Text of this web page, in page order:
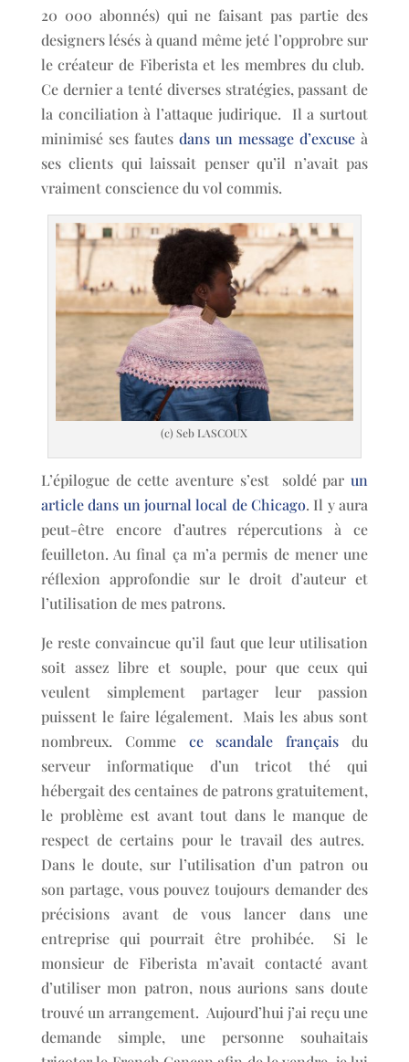
20 000 abonnés) qui ne faisant pas partie des
designers lésés à quand même jeté l’opprobre sur
le créateur de Fiberista et les membres du club.
Ce dernier a tenté diverses stratégies, passant de
la conciliation à l’attaque judirique. Il a surtout
minimisé ses fautes dans un message d’excuse à
ses clients qui laissait penser qu’il n’avait pas
vraiment conscience du vol commis.
(c) Seb LASCOUX
L’épilogue de cette aventure s’est soldé parun
article dans un journal local de Chicago. Il y aura
peut-être encore d’autres répercutions à ce
feuilleton. Au final ça m’a permis de mener une
réflexion approfondie sur le droit d’auteur et
l’utilisation de mes patrons.
Je reste convaincue qu’il faut que leur utilisation
soit assez libre et souple, pour que ceux qui
veulent simplement partager leur passion
puissent le faire légalement. Mais les abus sont
nombreux. Comme ce scandale français du
serveur informatique d’un tricot thé qui
hébergait des centaines de patrons gratuitement,
le problème est avant tout dans le manque de
respect de certains pour le travail des autres.
Dans le doute, sur l’utilisation d’un patron ou
son partage, vous pouvez toujours demander des
précisions avant de vous lancer dans une
entreprise qui pourrait être prohibée. Si le
monsieur de Fiberista m’avait contacté avant
d’utiliser mon patron, nous aurions sans doute
trouvé un arrangement. Aujourd’hui j’ai reçu une
demande simple, une personne souhaitais